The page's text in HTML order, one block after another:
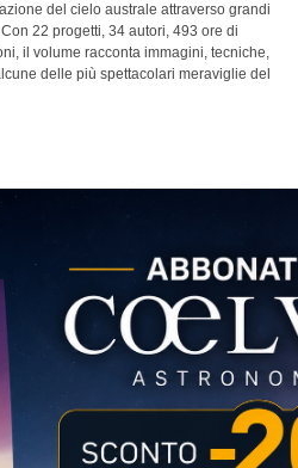
del cielo australe attraverso grandi
22 progetti, 34 autori, 493 ore di
il volume racconta immagini, tecniche,
delle più spettacolari meraviglie del